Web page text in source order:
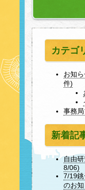
カテゴ
お知
件)
事務
新着記
自由
8/06)
7/19
のお